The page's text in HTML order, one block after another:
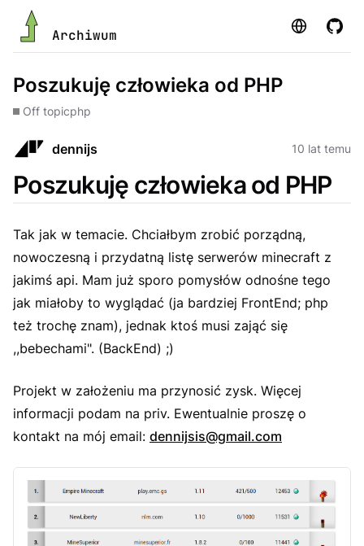
Archiwum Strona
Poszukuję człowieka od PHP
Off topicphp
dennijs 10 lat temu
Poszukuję człowieka od PHP
Tak jak w temacie. Chciałbym zrobić porządną,
nowoczesną i przydatną listę serwerów minecraft z
jakimś api. Mam już sporo pomysłów odnośne tego
jak miałoby to wyglądać (ja bardziej FrontEnd; php
też trochę znam), jednak ktoś musi zająć się
,,bebechami". (BackEnd) ;)
Projekt w założeniu ma przynosić zysk. Więcej
informacji podam na priv. Ewentualnie proszę o
kontakt na mój email: dennijsis@gmail.com